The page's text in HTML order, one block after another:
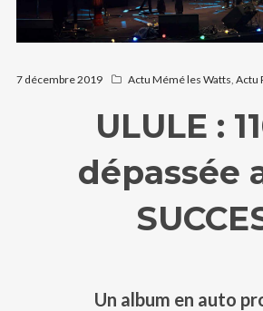
7 décembre 2019 Actu Mémé les Watts Actu
ULULE :
dépassée
Un album en auto